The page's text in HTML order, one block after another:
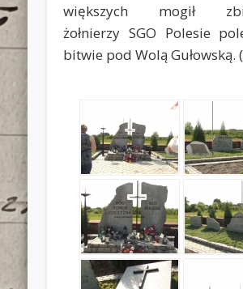
większych mogił
żołnierzy SGO Polesie
bitwie pod Wolą Gułowską.